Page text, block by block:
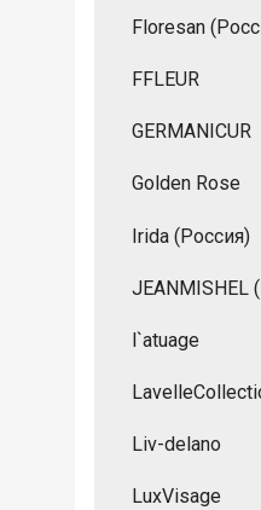
Floresan
FFLEUR
GERMANIСUR
Golden Rose
Irida (Россия)
JEANMISHEL
l`atuage
Liv-delano
LuxVisage